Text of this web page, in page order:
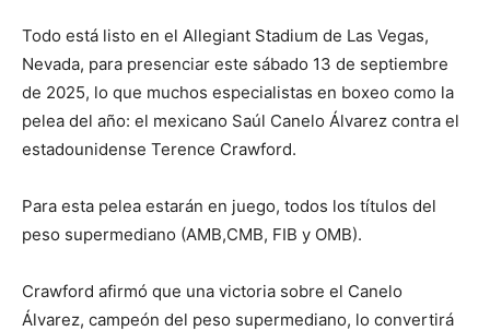
Todo está listo en el Allegiant Stadium de Las Vegas,
Nevada, para presenciar este sábado 13 de septiembre
de 2025, lo que muchos especialistas en boxeo como la
pelea del año: el mexicano Saúl Canelo Álvarez contra el
estadounidense Terence Crawford.
Para esta pelea estarán en juego, todos los títulos del
peso supermediano (AMB,CMB, FIB y OMB).
Crawford afirmó que una victoria sobre el Canelo
Álvarez, campeón del peso supermediano, lo convertirá